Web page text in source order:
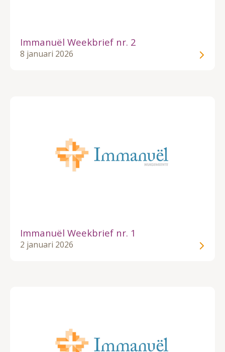
Immanuël Weekbrief nr. 2
8 januari 2026
Immanuël Weekbrief nr. 1
2 januari 2026